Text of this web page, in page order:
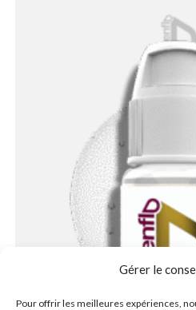
Gérer le
Pour offrir les meilleures expériences,